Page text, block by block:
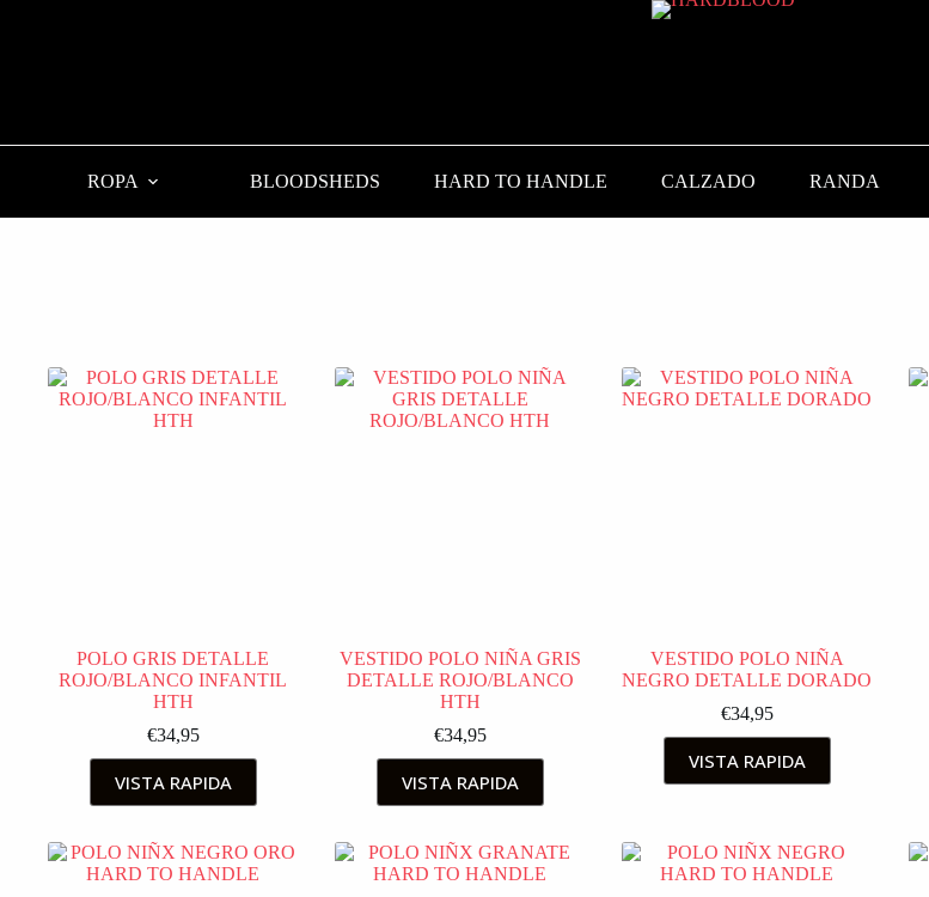
ROPA BLOODSHEDS HARD TO HANDLE CALZADO RANDA
POLO GRIS DETALLE
ROJO/BLANCO INFANTIL
HTH
€34,95
VISTA RAPIDA
VESTIDO POLO NIÑA GRIS
DETALLE ROJO/BLANCO
HTH
€34,95
VISTA RAPIDA
VESTIDO POLO NIÑA
NEGRO DETALLE DORADO
€34,95
VISTA RAPIDA